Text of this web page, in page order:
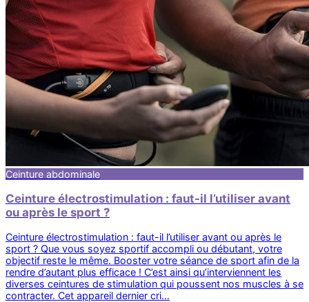
Ceinture abdominale
Ceinture électrostimulation : faut-il l’utiliser avant
ou après le sport ?
Ceinture électrostimulation : faut-il l’utiliser avant ou après le
sport ? Que vous soyez sportif accompli ou débutant, votre
objectif reste le même. Booster votre séance de sport afin de la
rendre d’autant plus efficace ! C’est ainsi qu’interviennent les
diverses ceintures de stimulation qui poussent nos muscles à se
contracter. Cet appareil dernier cri…